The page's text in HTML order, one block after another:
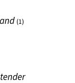
(1)